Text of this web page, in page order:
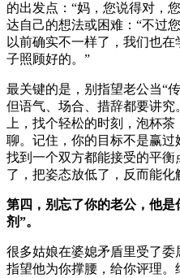
的出发点：“妈，您说得对，
达自己的想法或困难：“不过
以前确实不一样了，我们也
子照顾好的。”
最关键的是，别指望老公当“
但语气、场合、措辞都要讲
上，找个轻松的时刻，泡杯
聊。记住，你的目标不是赢过
找到一个双方都能接受的平
了，把姿态放低了，反而能化
第四，别忘了你的老公，他
剂”。
很多姑娘在婆媳矛盾里受了委
指望他为你撑腰，给你评理